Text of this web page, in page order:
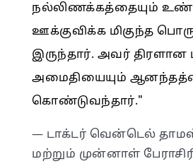
நல்லிணக்கத்தையும்
ஊக்குவிக்க மிகுந்த
இருந்தார். அவர் திரளான
அமைதியையும்
கொண்டுவந்தார்."
— டாக்டர் வென்டெல்
மற்றும் முன்னாள்